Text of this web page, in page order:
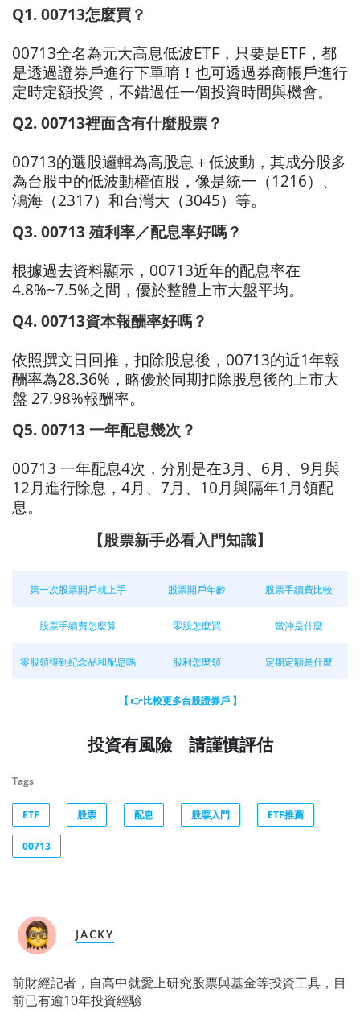
Q1. 00713怎麼買？
00713全名為元大高息低波ETF，只要是ETF，都
是透過證券戶進行下單唷！也可透過券商帳戶進行
定時定額投資，不錯過任一個投資時間與機會。
Q2. 00713裡面含有什麼股票？
00713的選股邏輯為高股息＋低波動，其成分股多
為台股中的低波動權值股，像是統一（1216）、
鴻海（2317）和台灣大（3045）等。
Q3. 00713 殖利率／配息率好嗎？
根據過去資料顯示，00713近年的配息率在
4.8%~7.5%之間，優於整體上市大盤平均。
Q4. 00713資本報酬率好嗎？
依照撰文日回推，扣除股息後，00713的近1年報
酬率為28.36%，略優於同期扣除股息後的上市大
盤 27.98%報酬率。
Q5. 00713 一年配息幾次？
00713 一年配息4次，分別是在3月、6月、9月與
12月進行除息，4月、7月、10月與隔年1月領配
息。
【股票新手必看入門知識】
第一次股票開戶就上手 股票開戶年齡 股票手續費比較
股票手續費怎麼算 零股怎麼買 當沖是什麼
零股領得到紀念品和配息嗎 股利怎麼領 定期定額是什麼
【 👉比較更多台股證券戶 】
投資有風險 請謹慎評估
Tags
ETF 股票 配息 股票入門 ETF推薦
00713
JACKY
前財經記者，自高中就愛上研究股票與基金等投資工具，目
前已有逾10年投資經驗